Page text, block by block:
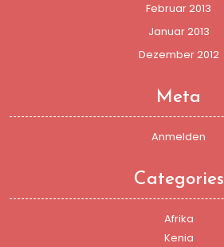
Februar 2013
Januar 2013
Dezember 2012
Meta
Anmelden
Categories
Afrika
Kenia